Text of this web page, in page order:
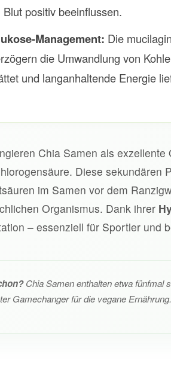
Blut positiv beeinflussen.
Management: Die
die Umwandlung von
und langanhaltende Energie
Chia Samen als exzellente
Diese sekundären
im Samen vor dem
Organismus. Dank ihrer
– essenziell für Sportler und
Chia Samen enthalten etwa fünfmal
Gamechanger für die vegane Ernährung.